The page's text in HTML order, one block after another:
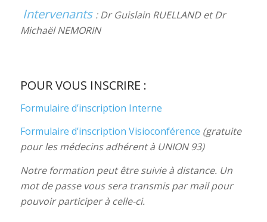
Intervenants : Dr Guislain RUELLAND et Dr
Michaël NEMORIN
POUR VOUS INSCRIRE :
Formulaire d’inscription Interne
Formulaire d’inscription Visioconférence (gratuite
pour les médecins adhérent à UNION 93)
Notre formation peut être suivie à distance. Un
mot de passe vous sera transmis par mail pour
pouvoir participer à celle-ci.